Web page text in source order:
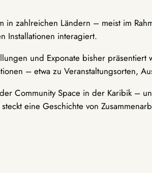
in zahlreichen Ländern – meist im
Installationen interagiert.
und Exponate bisher
– etwa zu Veranstaltungsorten,
Community Space in der Karibik –
eine Geschichte von